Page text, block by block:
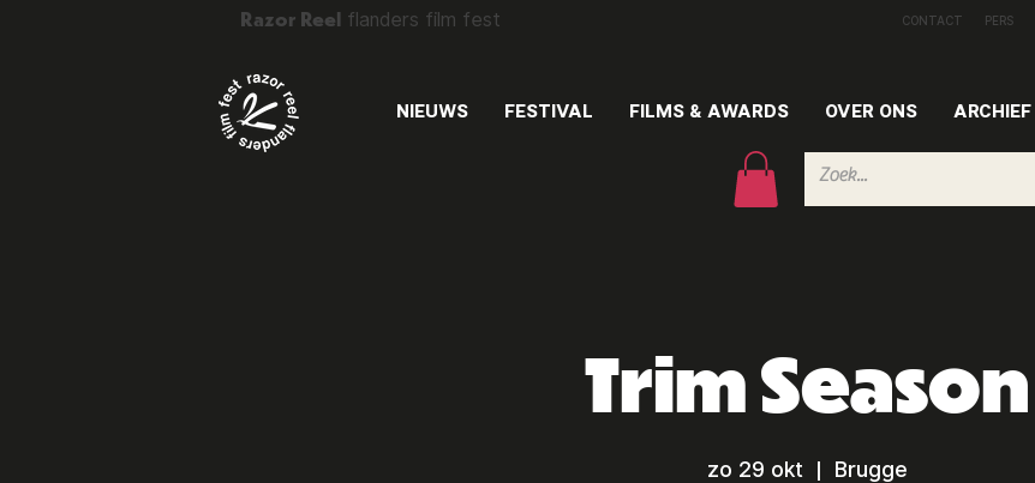
CONTACT PERS
flanders film fest
Razor Reel
NIEUWS FESTIVAL FILMS & AWARDS OVER ONS ARCHIEF
Trim Season
zo 29 okt
  |
Brugge